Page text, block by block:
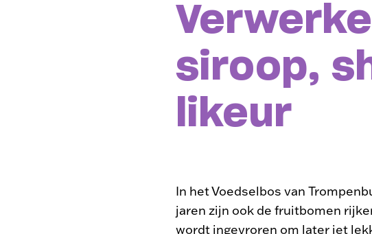
siroop,
likeur
In het Voedselbos van
jaren zijn ook de fruitbomen
wordt ingevroren om later iet